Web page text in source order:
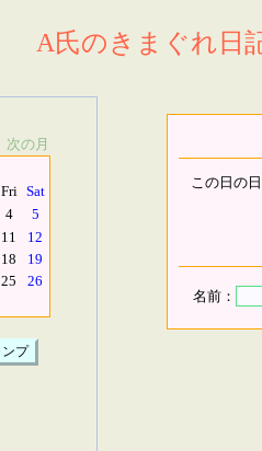
A氏のきまぐれ日
次の月
Fri Sat
4
5
11
12
18
19
25
26
この日の
名前：